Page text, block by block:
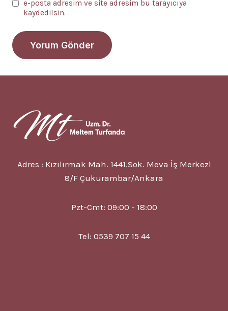
e-posta adresim ve site adresim bu tarayıcıya
kaydedilsin.
Adres : Kızılırmak Mah. 1441.Sok. Meva İş Merkezi
8/F Çukurambar/Ankara
Pzt-Cmt: 09:00 - 18:00
Tel: 0539 707 15 44